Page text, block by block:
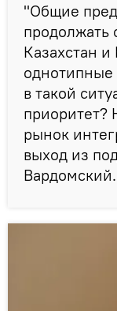
"Общие
продолжать
Казахстан и
однотипные
в такой
приоритет?
рынок
выход из
Вардомский.